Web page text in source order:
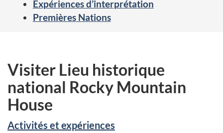
Expériences d’interprétation
Premières Nations
Visiter Lieu historique
national Rocky Mountain
House
Activités et expériences